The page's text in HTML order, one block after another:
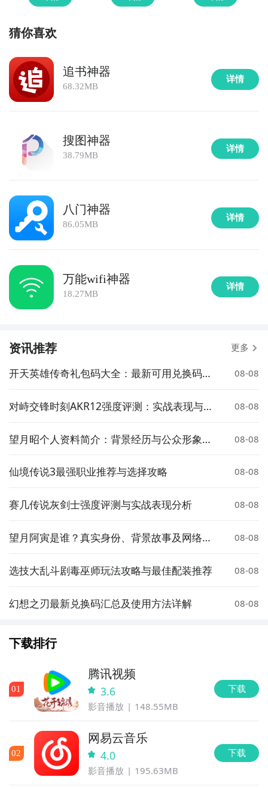
猜你喜欢
追书神器
68.32MB
详情
搜图神器
38.79MB
详情
八门神器
86.05MB
详情
万能wifi神器
18.27MB
详情
资讯推荐 更多
开天英雄传奇礼包码大全：最新可用兑换码汇
08-08
对峙交锋时刻AKR12强度评测：实战表现与武
08-08
望月昭个人资料简介：背景经历与公众形象解
08-08
仙境传说3最强职业推荐与选择攻略 08-08
赛几传说灰剑士强度评测与实战表现分析 08-08
望月阿寅是谁？真实身份、背景故事及网络热
08-08
选技大乱斗剧毒巫师玩法攻略与最佳配装推荐 08-08
幻想之刃最新兑换码汇总及使用方法详解 08-08
下载排行
01
腾讯视频
3.6
影音播放 148.55MB
下载
02
网易云音乐
4.0
影音播放 195.63MB
下载